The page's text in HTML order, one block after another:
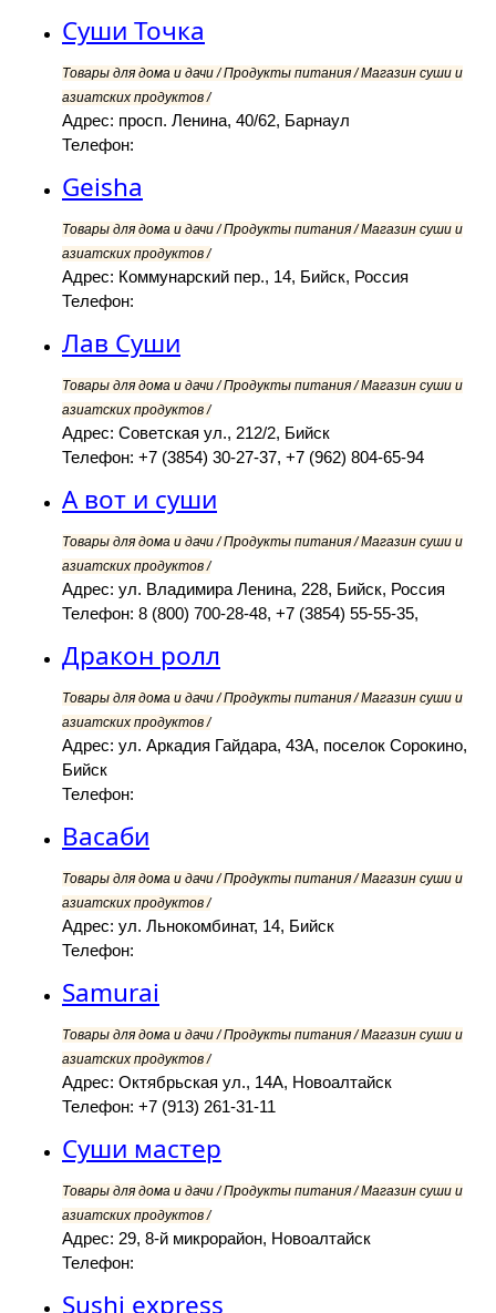
Суши Точка
Товары для дома и дачи / Продукты питания / Магазин суши и
азиатских продуктов /
Адрес: просп. Ленина, 40/62, Барнаул
Телефон:
Geisha
Товары для дома и дачи / Продукты питания / Магазин суши и
азиатских продуктов /
Адрес: Коммунарский пер., 14, Бийск, Россия
Телефон:
Лав Суши
Товары для дома и дачи / Продукты питания / Магазин суши и
азиатских продуктов /
Адрес: Советская ул., 212/2, Бийск
Телефон: +7 (3854) 30-27-37, +7 (962) 804-65-94
А вот и суши
Товары для дома и дачи / Продукты питания / Магазин суши и
азиатских продуктов /
Адрес: ул. Владимира Ленина, 228, Бийск, Россия
Телефон: 8 (800) 700-28-48, +7 (3854) 55-55-35,
Дракон ролл
Товары для дома и дачи / Продукты питания / Магазин суши и
азиатских продуктов /
Адрес: ул. Аркадия Гайдара, 43А, поселок Сорокино,
Бийск
Телефон:
Васаби
Товары для дома и дачи / Продукты питания / Магазин суши и
азиатских продуктов /
Адрес: ул. Льнокомбинат, 14, Бийск
Телефон:
Samurai
Товары для дома и дачи / Продукты питания / Магазин суши и
азиатских продуктов /
Адрес: Октябрьская ул., 14А, Новоалтайск
Телефон: +7 (913) 261-31-11
Суши мастер
Товары для дома и дачи / Продукты питания / Магазин суши и
азиатских продуктов /
Адрес: 29, 8-й микрорайон, Новоалтайск
Телефон:
Sushi express